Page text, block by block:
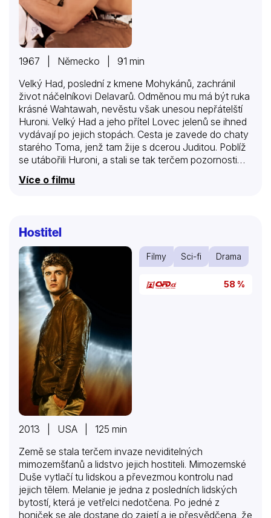
1967 | Německo | 91 min
Velký Had, poslední z kmene Mohykánů, zachránil
život náčelníkovi Delavarů. Odměnou mu má být ruka
krásné Wahtawah, nevěstu však unesou nepřátelští
Huroni. Velký Had a jeho přítel Lovec jelenů se ihned
vydávají po jejich stopách. Cesta je zavede do chaty
starého Toma, jenž tam žije s dcerou Juditou. Poblíž
se utábořili Huroni, a stali se tak terčem pozornosti
potyčce zvítězí Indiáni a mezi zajatými bělochy se
podaří zajatce vyměnit, při předávání ale jeden z
bělochů zastřelí Ostrého šípa – a po krátkém příměří
je veta…
Více o filmu
Hostitel
Filmy Sci-fi Drama
58 %
2013 | USA | 125 min
Země se stala terčem invaze neviditelných
mimozemšťanů a lidstvo jejich hostiteli. Mimozemské
Duše vytlačí tu lidskou a převezmou kontrolu nad
jejich tělem. Melanie je jedna z posledních lidských
bytostí, která je vetřelci nedotčena. Po jedné z
honiček se ale dostane do zajetí a je přesvědčena, že